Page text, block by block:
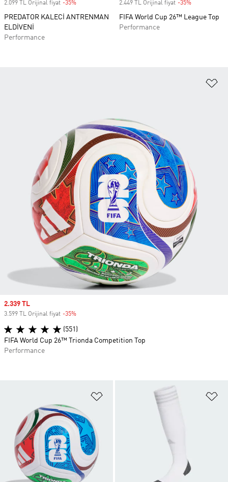
2.099 TL Orijinal fiyat -35%
PREDATOR KALECİ ANTRENMAN
ELDİVENİ
Performance
2.449 TL Orijinal fiyat -35%
FIFA World Cup 26™ League Top
Performance
Favori Listesine Ekle
Sale price
2.339 TL
3.599 TL Orijinal fiyat -35%
(551)
FIFA World Cup 26™ Trionda Competition Top
Performance